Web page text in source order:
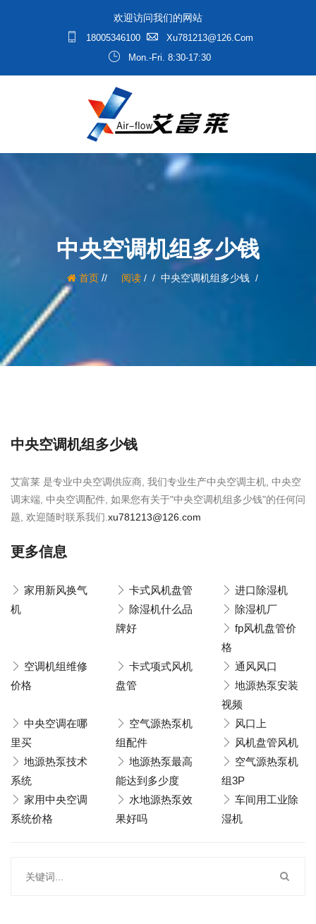
欢迎访问我们的网站
18005346100
Xu781213@126.com
Mon.-Fri. 8:30-17:30
中央空调机组多少钱
首页/ 阅读/ 中央空调机组多少钱
中央空调机组多少钱
艾富莱 是专业中央空调供应商, 我们专业生产中央空调主机, 中央空
调末端, 中央空调配件, 如果您有关于"中央空调机组多少钱"的任何问
题, 欢迎随时联系我们. xu781213@126.com
更多信息
家用新风换气
机
卡式风机盘管
进口除湿机
除湿机什么品
牌好
除湿机厂
fp风机盘管价
格
空调机组维修
价格
卡式项式风机
盘管
通风风口
地源热泵安装
视频
中央空调在哪
里买
空气源热泵机
组配件
风口上
风机盘管风机
地源热泵技术
系统
地源热泵最高
能达到多少度
空气源热泵机
组3P
家用中央空调
系统价格
水地源热泵效
果好吗
车间用工业除
湿机